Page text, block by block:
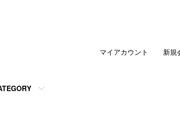
マイアカウント 新規